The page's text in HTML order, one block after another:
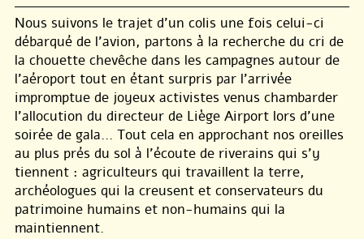
Nous suivons le trajet d’un colis une fois celui-ci
débarqué de l’avion, partons à la recherche du cri de
la chouette chevêche dans les campagnes autour de
l’aéroport tout en étant surpris par l’arrivée
impromptue de joyeux activistes venus chambarder
l’allocution du directeur de Liège Airport lors d’une
soirée de gala… Tout cela en approchant nos oreilles
au plus prés du sol à l’écoute de riverains qui s’y
tiennent : agriculteurs qui travaillent la terre,
archéologues qui la creusent et conservateurs du
patrimoine humains et non-humains qui la
maintiennent.